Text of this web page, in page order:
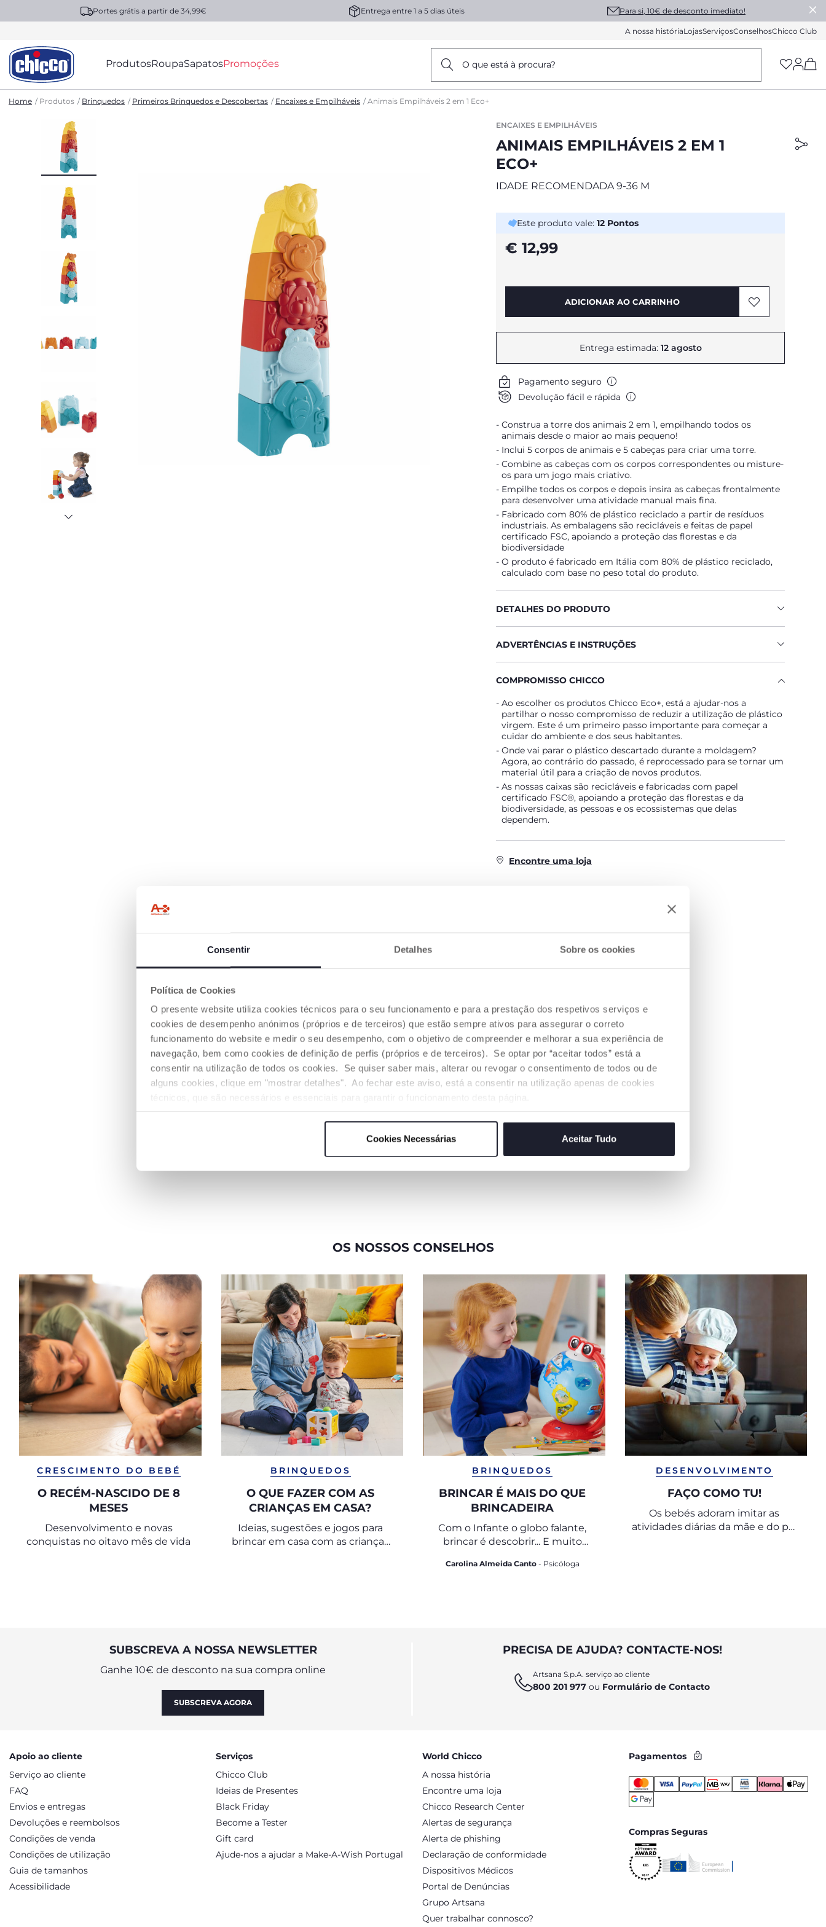
Consentir Detalhes Sobre os cookies
Política de Cookies
O presente website utiliza cookies técnicos para o seu funcionamento e para a prestação dos respetivos serviços e
cookies de desempenho anónimos (próprios e de terceiros) que estão sempre ativos para assegurar o correto
funcionamento do website e medir o seu desempenho, com o objetivo de compreender e melhorar a sua experiência de
navegação, bem como cookies de definição de perfis (próprios e de terceiros). Se optar por “aceitar todos” está a
consentir na utilização de todos os cookies. Se quiser saber mais, alterar ou revogar o consentimento de todos ou de
alguns cookies, clique em "mostrar detalhes". Ao fechar este aviso, está a consentir na utilização apenas de cookies
Cookies Necessárias Aceitar Tudo
Portes grátis a partir de 34,99€ Entrega entre 1 a 5 dias úteis Para si, 10€ de desconto imediato!
A nossa históriaLojasServiçosConselhosChicco Club
ProdutosRoupaSapatosPromoções O que está à procura?
Home Produtos Brinquedos Primeiros Brinquedos e Descobertas Encaixes e Empilháveis Animais Empilháveis 2 em 1 Eco+
ENCAIXES E EMPILHÁVEIS
ANIMAIS EMPILHÁVEIS 2 EM 1
ECO+
IDADE RECOMENDADA 9-36 M
Este produto vale: 12 Pontos
€ 12,99
ADICIONAR AO CARRINHO
Entrega estimada: 12 agosto
Pagamento seguro
Devolução fácil e rápida
Construa a torre dos animais 2 em 1, empilhando todos os
animais desde o maior ao mais pequeno!
Inclui 5 corpos de animais e 5 cabeças para criar uma torre.
Combine as cabeças com os corpos correspondentes ou misture-
os para um jogo mais criativo.
Empilhe todos os corpos e depois insira as cabeças frontalmente
para desenvolver uma atividade manual mais fina.
Fabricado com 80% de plástico reciclado a partir de resíduos
industriais. As embalagens são recicláveis e feitas de papel
certificado FSC, apoiando a proteção das florestas e da
biodiversidade
O produto é fabricado em Itália com 80% de plástico reciclado,
calculado com base no peso total do produto.
DETALHES DO PRODUTO
ADVERTÊNCIAS E INSTRUÇÕES
COMPROMISSO CHICCO
Ao escolher os produtos Chicco Eco+, está a ajudar-nos a
partilhar o nosso compromisso de reduzir a utilização de plástico
virgem. Este é um primeiro passo importante para começar a
cuidar do ambiente e dos seus habitantes.
Onde vai parar o plástico descartado durante a moldagem?
Agora, ao contrário do passado, é reprocessado para se tornar um
material útil para a criação de novos produtos.
As nossas caixas são recicláveis e fabricadas com papel
certificado FSC®, apoiando a proteção das florestas e da
biodiversidade, as pessoas e os ecossistemas que delas
dependem.
Encontre uma loja
CARACTERÍSTICAS DO PRODUTO
1. JOGO DE ENCAIXE
Inserira as cabeças dos
1. JOGO DE EMPILHAR
Empilhe todos os animais desde
DESENVOLVE A
CAPACIDADE LÓGICA
cpacidade lógica, e ao inserir
as cabeças dos animais na
frente na torre, vão também
desenvolver a coordenação
manual fina
OS NOSSOS CONSELHOS
CRESCIMENTO DO BEBÉ
O RECÉM-NASCIDO DE 8
MESES
Desenvolvimento e novas
conquistas no oitavo mês de vida
BRINQUEDOS
O QUE FAZER COM AS
CRIANÇAS EM CASA?
Ideias, sugestões e jogos para
brincar em casa com as crianças
BRINQUEDOS
BRINCAR É MAIS DO QUE
BRINCADEIRA
Com o Infante o globo falante,
brincar é descobrir... E muito
Carolina Almeida Canto - Psicóloga
DESENVOLVIMENTO
FAÇO COMO TU!
Os bebés adoram imitar as
atividades diárias da mãe e do pai
SUBSCREVA A NOSSA NEWSLETTER
Ganhe 10€ de desconto na sua compra online
SUBSCREVA AGORA
PRECISA DE AJUDA? CONTACTE-NOS!
Artsana S.p.A. serviço ao cliente
800 201 977ou Formulário de Contacto
Apoio ao cliente
Serviço ao cliente
FAQ
Envios e entregas
Devoluções e reembolsos
Condições de venda
Condições de utilização
Guia de tamanhos
Acessibilidade
Serviços
Chicco Club
Ideias de Presentes
Black Friday
Become a Tester
Gift card
Ajude-nos a ajudar a Make-A-Wish Portugal
World Chicco
A nossa história
Encontre uma loja
Chicco Research Center
Alertas de segurança
Alerta de phishing
Declaração de conformidade
Dispositivos Médicos
Portal de Denúncias
Grupo Artsana
Quer trabalhar connosco?
Pagamentos
Compras Seguras